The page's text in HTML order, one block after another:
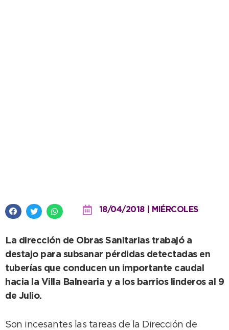
18/04/2018 | MIÉRCOLES
La dirección de Obras Sanitarias trabajó a
destajo para subsanar pérdidas detectadas en
tuberías que conducen un importante caudal
hacia la Villa Balnearia y a los barrios linderos al 9
de Julio.
Son incesantes las tareas de la Dirección de